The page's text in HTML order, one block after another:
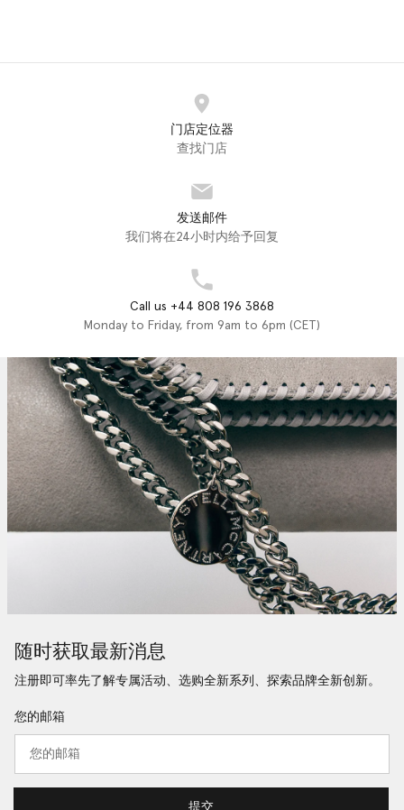
门店定位器
查找门店
发送邮件
我们将在24小时内给予回复
Call us +44 808 196 3868
Monday to Friday, from 9am to 6pm (CET)
随时获取最新消息
注册即可率先了解专属活动、选购全新系列、探索品牌全新创新。
您的邮箱
提交